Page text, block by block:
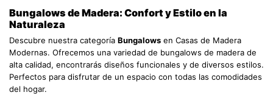
Bungalows de Madera: Confort y Estilo en la
Naturaleza
Descubre nuestra categoría Bungalows en Casas de Madera
Modernas. Ofrecemos una variedad de bungalows de madera de
alta calidad, encontrarás diseños funcionales y de diversos estilos.
Perfectos para disfrutar de un espacio con todas las comodidades
del hogar.